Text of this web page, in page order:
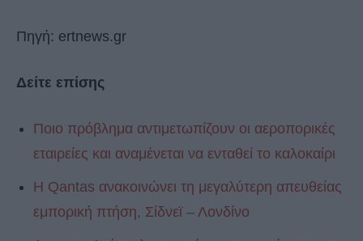
Πηγή: ertnews.gr
Δείτε επίσης
Ποιο πρόβλημα αντιμετωπίζουν οι αεροπορικές
εταιρείες και αναμένεται να ενταθεί το καλοκαίρι
H Qantas ανακοινώνει τη μεγαλύτερη απευθείας
εμπορική πτήση, Σίδνεϊ – Λονδίνο